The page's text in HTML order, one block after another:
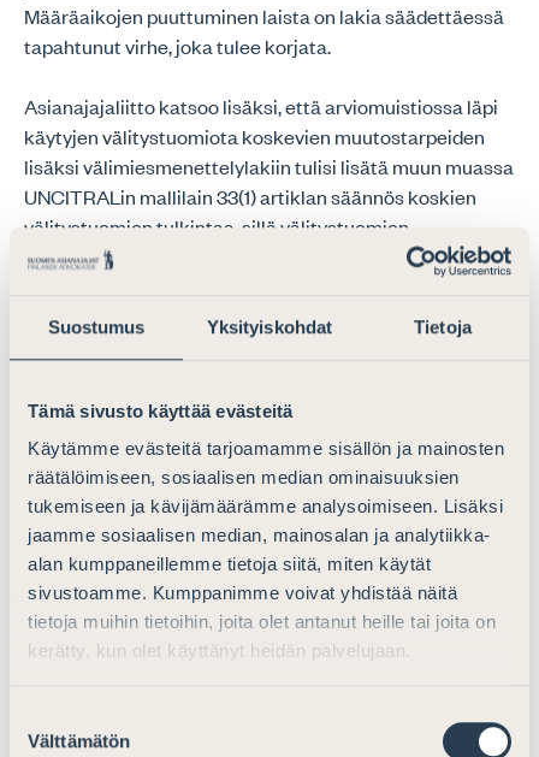
Suostumus Yksityiskohdat Tietoja
Tämä sivusto käyttää evästeitä
Käytämme evästeitä tarjoamamme sisällön ja mainosten
räätälöimiseen, sosiaalisen median ominaisuuksien
tukemiseen ja kävijämäärämme analysoimiseen. Lisäksi
jaamme sosiaalisen median, mainosalan ja analytiikka-
alan kumppaneillemme tietoja siitä, miten käytät
sivustoamme. Kumppanimme voivat yhdistää näitä
tietoja muihin tietoihin, joita olet antanut heille tai joita on
kerätty, kun olet käyttänyt heidän palvelujaan.
valinta
Välttämätön
Määräaikojen puuttuminen laista on lakia säädettäessä
tapahtunut virhe, joka tulee korjata.
Asianajajaliitto katsoo lisäksi, että arviomuistiossa läpi
käytyjen välitystuomiota koskevien muutostarpeiden
lisäksi välimiesmenettelylakiin tulisi lisätä muun muassa
UNCITRALin mallilain 33(1) artiklan säännös koskien
välitystuomion tulkintaa, sillä välitystuomion
tulkintamahdollisuus on osa modernia
välimiesmenettelysäännöstöä (ks. myös Ruotsin
välimiesmenettelylain 32 § sekä Keskuskauppakamarin
välitysmenettelysääntöjen 47 §).
8. Välitystuomion mitättömyys ja
kumoaminen
Arviomuistiossa todetuin tavoin Asianajajaliitto tuo esiin,
että välitystuomion mitättömyys ja mahdollisuus nostaa
mitättömyyskanne ilman määräaikaa on
kansainvälisesti täysin poikkeuksellinen. Suomen lisäksi
vastaavanlainen säännös löytyy tiettävästi vain
pitää yhtenä keskeisenä piirteenä, miksi Suomen